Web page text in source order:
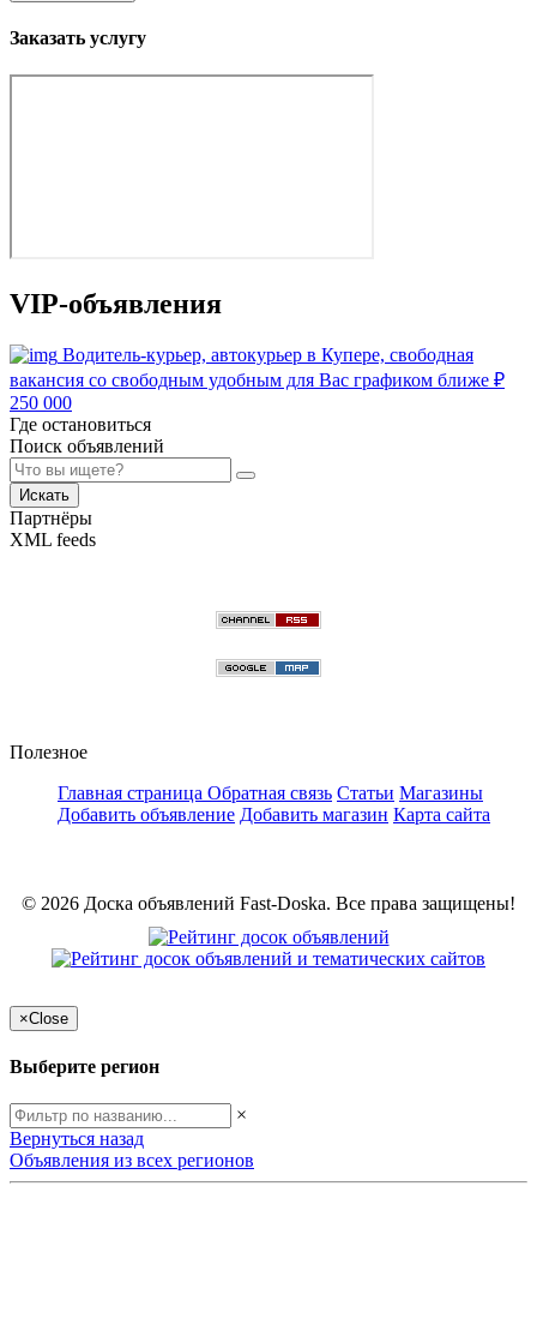
Заказать услугу
VIP-объявления
Водитель-курьер, автокурьер в Купере, свободная
вакансия со свободным удобным для Вас графиком ближе ₽
250 000
Где остановиться
Поиск объявлений
Искать
Партнёры
XML feeds
Полезное
Главная страница Обратная связь Статьи Магазины
Добавить объявление Добавить магазин Карта сайта
© 2026 Доска объявлений Fast-Doska. Все права защищены!
×Close
Выберите регион
×
Вернуться назад
Объявления из всех регионов